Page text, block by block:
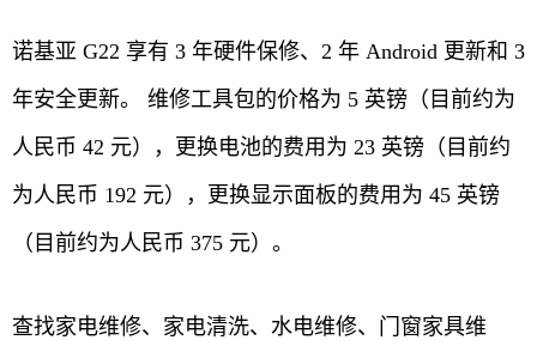
诺基亚 G22 享有 3 年硬件保修、2 年 Android 更新和 3
年安全更新。 维修工具包的价格为 5 英镑（目前约为
人民币 42 元），更换电池的费用为 23 英镑（目前约
为人民币 192 元），更换显示面板的费用为 45 英镑
（目前约为人民币 375 元）。
查找家电维修、家电清洗、水电维修、门窗家具维